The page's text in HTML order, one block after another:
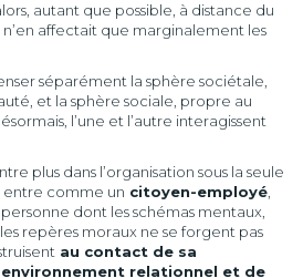
autant que possible, à distance du
affectait que marginalement les
séparément la sphère sociétale,
et la sphère sociale, propre au
l’une et l’autre interagissent
plus dans l’organisation sous la seule
entre comme un citoyen-employé
dont les schémas mentaux,
repères moraux ne se forgent pas
au contact de sa
relationnel et de